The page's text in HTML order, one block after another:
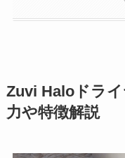
Zuvi Haloドラ
力や特徴解説